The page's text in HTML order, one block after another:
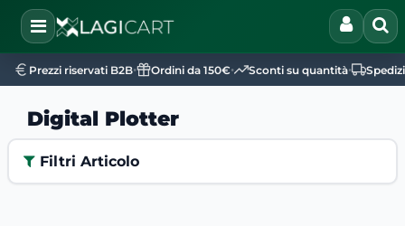
Open
Prezzi riservati B2B• Ordini da 150€• Sconti su quantità•
Digital Plotter
Filtri Articolo